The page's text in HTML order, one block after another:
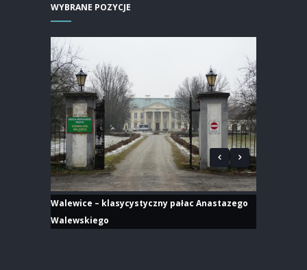
WYBRANE POZYCJE
Walewice – klasycystyczny pałac Anastazego
Walewskiego